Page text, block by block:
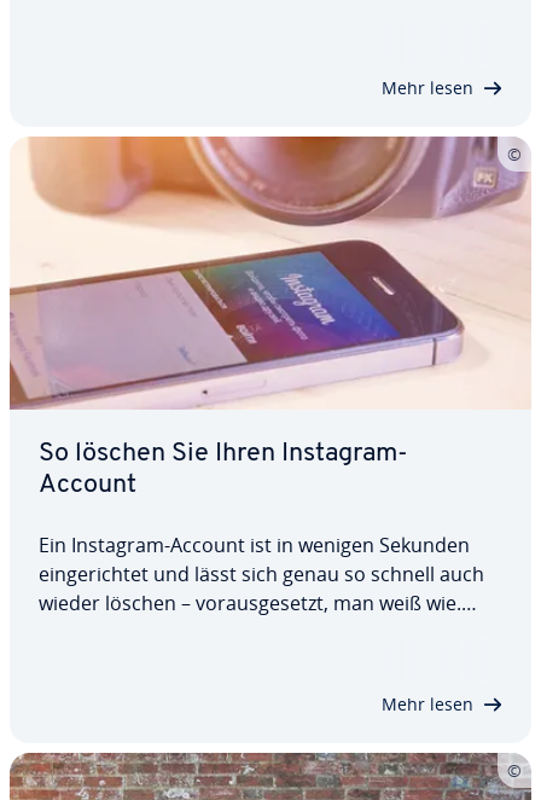
Mehr lesen
So löschen Sie Ihren Instagram-
Account
Ein Instagram-Account ist in wenigen Sekunden
ein­ge­rich­tet und lässt sich genau so schnell auch
wieder löschen – vor­aus­ge­setzt, man weiß wie.
Mehr lesen